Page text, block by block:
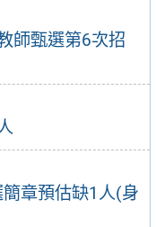
師甄選第6次招
章預估缺1人(身